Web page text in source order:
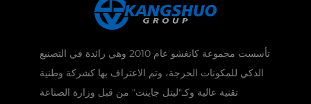
تأسست مجموعة كانغشو عام 2010 وهي رائدة في التصنيع
الذكي للمكونات الحرجة، وتم الاعتراف بها كشركة وطنية
تقنية عالية وكـ"ليتل جاينت" من قبل وزارة الصناعة